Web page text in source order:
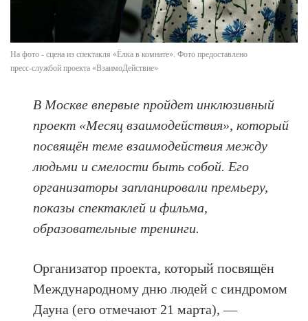
На фото - сцена из спектакля «Ёлка в комнате». Фото предоставлено
пресс-службой проекта «ВзаимоДействие»
В Москве впервые пройдет инклюзивный
проект «Месяц взаимодействия», который
посвящён теме взаимодействия между
людьми и смелости быть собой. Его
организаторы запланировали премьеру,
показы спектаклей и фильма,
образовательные тренинги.
Организатор проекта, который посвящён
Международному дню людей с синдромом
Дауна (его отмечают 21 марта), —